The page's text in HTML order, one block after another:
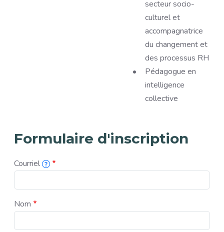
secteur socio-
culturel et
accompagnatrice
du changement et
des processus RH
Pédagogue en
intelligence
collective
Formulaire d'inscription
Courriel
Nom